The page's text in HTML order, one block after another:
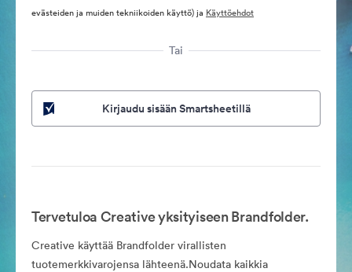
evästeiden ja muiden tekniikoiden käyttö) ja Käyttöehdot
Tai
Kirjaudu sisään Smartsheetillä
Tervetuloa Creative yksityiseen Brandfolder.
Creative käyttää Brandfolder virallisten
tuotemerkkivarojensa lähteenä.Noudata kaikkia